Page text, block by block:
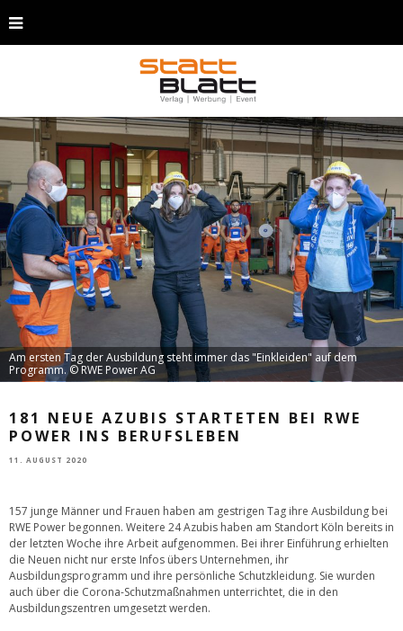
Am ersten Tag der Ausbildung steht immer das "Einkleiden" auf dem
Programm. © RWE Power AG
181 NEUE AZUBIS STARTETEN BEI RWE
POWER INS BERUFSLEBEN
11. AUGUST 2020
157 junge Männer und Frauen haben am gestrigen Tag ihre Ausbildung bei
RWE Power begonnen. Weitere 24 Azubis haben am Standort Köln bereits in
der letzten Woche ihre Arbeit aufgenommen. Bei ihrer Einführung erhielten
die Neuen nicht nur erste Infos übers Unternehmen, ihr
Ausbildungsprogramm und ihre persönliche Schutzkleidung. Sie wurden
auch über die Corona-Schutzmaßnahmen unterrichtet, die in den
Ausbildungszentren umgesetzt werden.